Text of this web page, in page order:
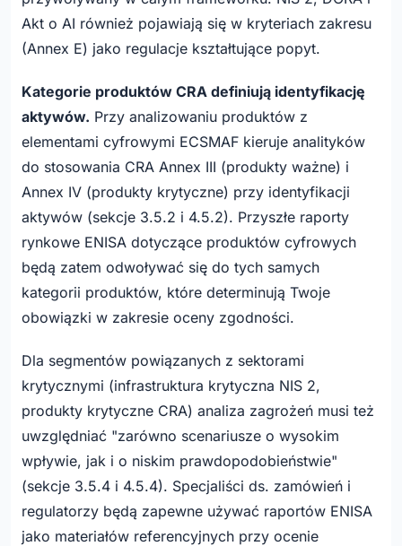
Akt o AI również pojawiają się w kryteriach zakresu
(Annex E) jako regulacje kształtujące popyt.
Kategorie produktów CRA definiują identyfikację
aktywów. Przy analizowaniu produktów z
elementami cyfrowymi ECSMAF kieruje analityków
do stosowania CRA Annex III (produkty ważne) i
Annex IV (produkty krytyczne) przy identyfikacji
aktywów (sekcje 3.5.2 i 4.5.2). Przyszłe raporty
rynkowe ENISA dotyczące produktów cyfrowych
będą zatem odwoływać się do tych samych
kategorii produktów, które determinują Twoje
obowiązki w zakresie oceny zgodności.
Dla segmentów powiązanych z sektorami
krytycznymi (infrastruktura krytyczna NIS 2,
produkty krytyczne CRA) analiza zagrożeń musi też
uwzględniać "zarówno scenariusze o wysokim
wpływie, jak i o niskim prawdopodobieństwie"
(sekcje 3.5.4 i 4.5.4). Specjaliści ds. zamówień i
regulatorzy będą zapewne używać raportów ENISA
jako materiałów referencyjnych przy ocenie